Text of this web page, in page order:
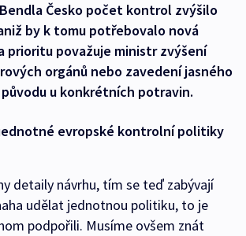
Česko počet kontrol zvýšilo
by k tomu potřebovalo nová
prioritu považuje ministr zvýšení
orgánů nebo zavedení jasného
u konkrétních potravin.
evropské kontrolní politiky
detaily návrhu, tím se teď zabývají
udělat jednotnou politiku, to je
podpořili. Musíme ovšem znát